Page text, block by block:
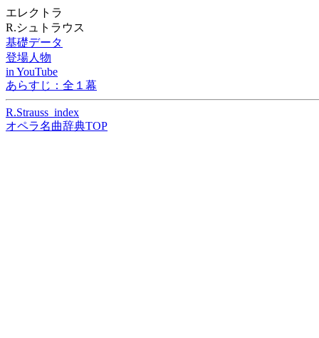
エレクトラ
R.シュトラウス
基礎データ
登場人物
in YouTube
あらすじ：全１幕
R.Strauss_index
オペラ名曲辞典TOP